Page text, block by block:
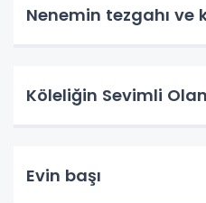
Nenemin tezgahı ve
Köleliğin Sevimli
Evin başı